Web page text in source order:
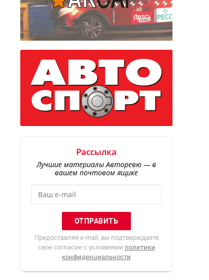
Рассылка
Лучшие материалы Авторевю — в
вашем почтовом ящике
Предоставляя e-mail, вы подтверждаете
свое согласие с условиями политики
конфиденциальности